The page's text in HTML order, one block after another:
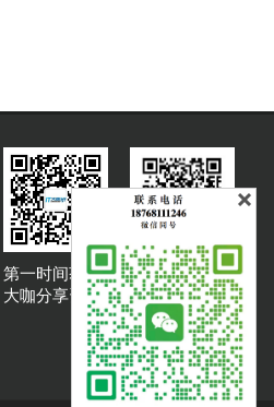
第一时间获取
大咖分享资讯
大咖说吐槽客服